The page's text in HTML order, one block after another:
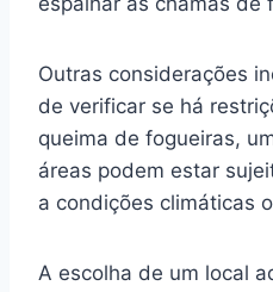
Outras considerações
de verificar se há
queima de fogueiras,
áreas podem estar
a condições climáticas
A escolha de um local